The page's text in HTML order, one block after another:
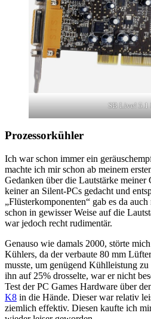
SB Live! 5.1
Prozessorkühler
Ich war schon immer ein
machte ich mir schon ab meinem
Gedanken über die Lautstärke meiner
keiner an Silent-PCs gedacht und
„Flüsterkomponenten“ gab es da
schon in gewisser Weise auf die
war jedoch recht rudimentär.
Genauso wie damals 2000, störte
Kühlers, da der verbaute 80 mm
musste, um genügend Kühlleistung
ihn auf 25% drosselte, war er nicht
Test der PC Games Hardware über
K8 in die Hände. Dieser war relativ
ziemlich effektiv. Diesen kaufte ich